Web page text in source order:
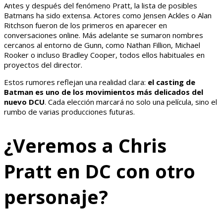
Antes y después del fenómeno Pratt, la lista de posibles
Batmans ha sido extensa. Actores como Jensen Ackles o Alan
Ritchson fueron de los primeros en aparecer en
conversaciones online. Más adelante se sumaron nombres
cercanos al entorno de Gunn, como Nathan Fillion, Michael
Rooker o incluso Bradley Cooper, todos ellos habituales en
proyectos del director.
Estos rumores reflejan una realidad clara: el casting de
Batman es uno de los movimientos más delicados del
nuevo DCU. Cada elección marcará no solo una película, sino el
rumbo de varias producciones futuras.
¿Veremos a Chris
Pratt en DC con otro
personaje?